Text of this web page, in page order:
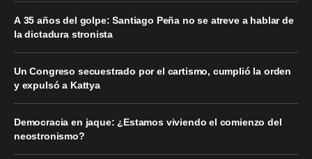
A 35 años del golpe: Santiago Peña no se atreve a hablar de
la dictadura stronista
Un Congreso secuestrado por el cartismo, cumplió la orden
y expulsó a Kattya
Democracia en jaque: ¿Estamos viviendo el comienzo del
neostronismo?